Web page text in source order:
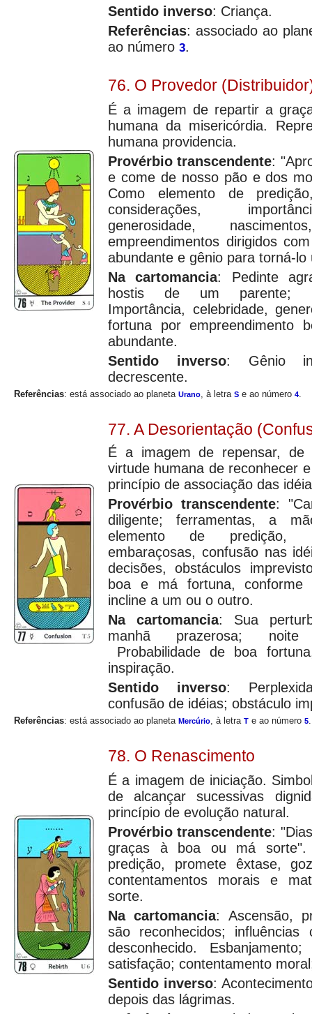
Sentido inverso: Criança.
Referências: associado ao
ao número 3.
76. O Provedor
É a imagem de repartir a
humana da misericórdia.
humana providencia.
Provérbio transcendente:
e come de nosso pão e dos
Como elemento de
considerações,
generosidade,
empreendimentos dirigidos
abundante e gênio para torná-lo
Na cartomancia: Pedinte
hostis de um parente;
Importância, celebridade,
fortuna por empreendimento
abundante.
Sentido inverso: Gênio
decrescente.
Referências: está associado ao planeta Urano, à letra S e ao número 4.
77. A Desorientação
É a imagem de repensar, de
virtude humana de reconhecer
princípio de associação das
Provérbio transcendente:
diligente; ferramentas, a
elemento de predição,
embaraçosas, confusão nas
decisões, obstáculos
boa e má fortuna, conforme
incline a um ou o outro.
Na cartomancia: Sua
manhã prazerosa;
Probabilidade de boa
inspiração.
Sentido inverso:
confusão de idéias; obstáculo
Referências: está associado ao planeta Mercúrio, à letra T e ao número 5.
78. O Renascimento
É a imagem de iniciação.
de alcançar sucessivas
princípio de evolução natural.
Provérbio transcendente:
graças à boa ou má sorte".
predição, promete êxtase,
contentamentos morais e
sorte.
Na cartomancia: Ascensão,
são reconhecidos; influências
desconhecido.
satisfação; contentamento
Sentido inverso:
depois das lágrimas.